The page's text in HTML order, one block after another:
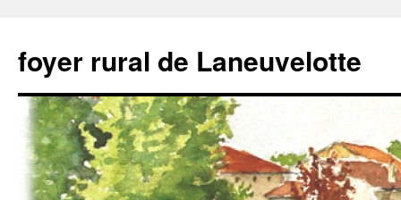
foyer rural de Laneuvelotte